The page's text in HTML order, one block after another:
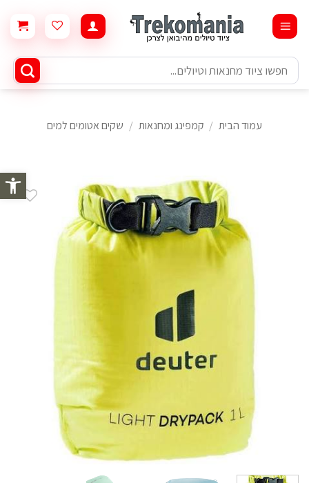
פתח
content
חיפוש
עבור:
עמוד הבית / קמפינג ומחנאות / שקים אטומים למים